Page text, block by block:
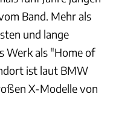
Band. Mehr als
und lange
Werk als "Home of
ist laut BMW
X-Modelle von